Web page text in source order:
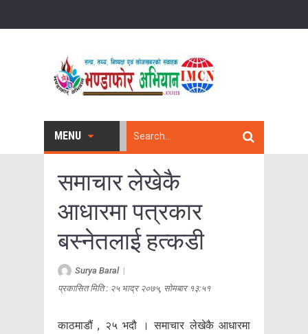
MENU
समाचार लेखेकै
आधारमा पत्रकार
बस्नेतलाई हत्कडी
Surya Baral|
प्रकासित मिति : २५ भाद्र २०७५, सोमबार १३:५१
काठमाडौं , २५ भदौ । समाचार लेखेकै आधारमा